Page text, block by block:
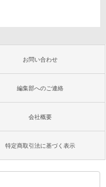
お問い合わせ
編集部へのご連絡
会社概要
特定商取引法に基づく表示